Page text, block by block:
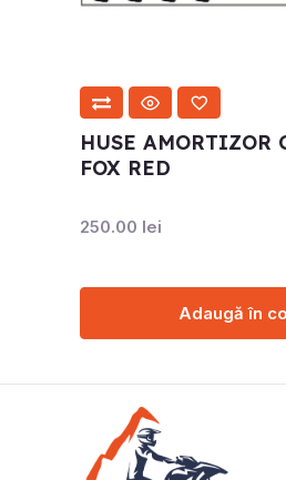
HUSE AMORTIZOR
FOX RED
250.00 lei
Adaugă în